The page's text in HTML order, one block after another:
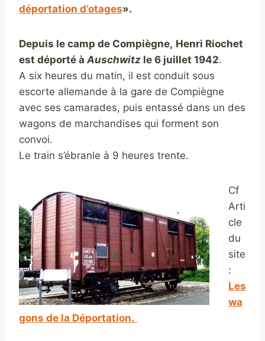
déportation d’otages».
Depuis le camp de Compiègne, Henri Riochet
est déporté àAuschwitz le 6 juillet 1942.
A six heures du matin, il est conduit sous
escorte allemande à la gare de Compiègne
avec ses camarades, puis entassé dans un des
wagons de marchandises qui forment son
convoi.
Le train s’ébranle à 9 heures trente.
Cf
Arti
cle
du
site
:
Les
wa
gons de la Déportation.